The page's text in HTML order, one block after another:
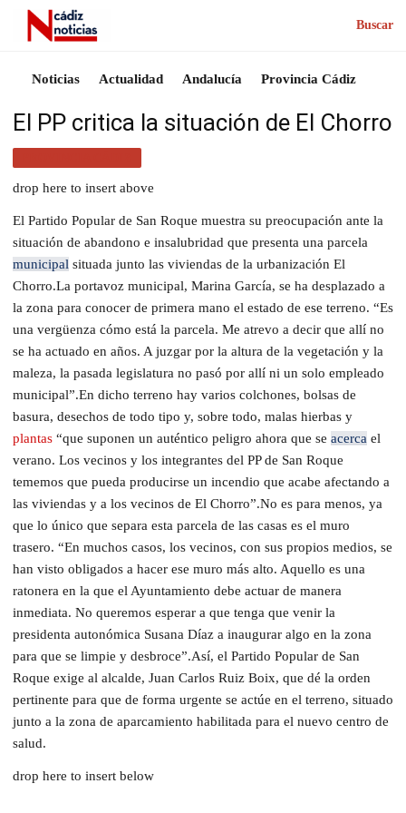
Buscar
Noticias Actualidad Andalucía Provincia Cádiz
El PP critica la situación de El Chorro
drop here to insert above
El Partido Popular de San Roque muestra su preocupación ante la
situación de abandono e insalubridad que presenta una parcela
municipal situada junto las viviendas de la urbanización El
Chorro.La portavoz municipal, Marina García, se ha desplazado a
la zona para conocer de primera mano el estado de ese terreno. “Es
una vergüenza cómo está la parcela. Me atrevo a decir que allí no
se ha actuado en años. A juzgar por la altura de la vegetación y la
maleza, la pasada legislatura no pasó por allí ni un solo empleado
municipal”.En dicho terreno hay varios colchones, bolsas de
basura, desechos de todo tipo y, sobre todo, malas hierbas y
plantas “que suponen un auténtico peligro ahora que se acerca el
verano. Los vecinos y los integrantes del PP de San Roque
tememos que pueda producirse un incendio que acabe afectando a
las viviendas y a los vecinos de El Chorro”.No es para menos, ya
que lo único que separa esta parcela de las casas es el muro
trasero. “En muchos casos, los vecinos, con sus propios medios, se
han visto obligados a hacer ese muro más alto. Aquello es una
ratonera en la que el Ayuntamiento debe actuar de manera
inmediata. No queremos esperar a que tenga que venir la
presidenta autonómica Susana Díaz a inaugurar algo en la zona
para que se limpie y desbroce”.Así, el Partido Popular de San
Roque exige al alcalde, Juan Carlos Ruiz Boix, que dé la orden
pertinente para que de forma urgente se actúe en el terreno, situado
junto a la zona de aparcamiento habilitada para el nuevo centro de
salud.
drop here to insert below